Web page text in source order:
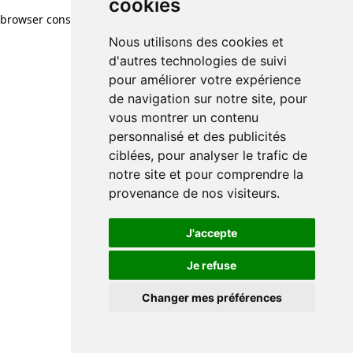
cookies
Nous utilisons des cookies et
d'autres technologies de suivi
pour améliorer votre expérience
de navigation sur notre site, pour
vous montrer un contenu
personnalisé et des publicités
ciblées, pour analyser le trafic de
notre site et pour comprendre la
provenance de nos visiteurs.
J'accepte
Je refuse
Changer mes préférences
browser console for more information)